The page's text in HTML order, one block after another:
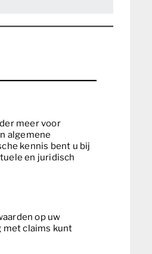
meer voor
algemene
kennis bent u bij
en juridisch
op uw
met claims kunt